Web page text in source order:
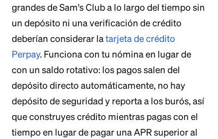
grandes de Sam's Club a lo largo del tiempo sin
un depósito ni una verificación de crédito
deberían considerar latarjeta de crédito
Perpay. Funciona con tu nómina en lugar de
con un saldo rotativo: los pagos salen del
depósito directo automáticamente, no hay
depósito de seguridad y reporta a los burós, así
que construyes crédito mientras pagas con el
tiempo en lugar de pagar una APR superior al